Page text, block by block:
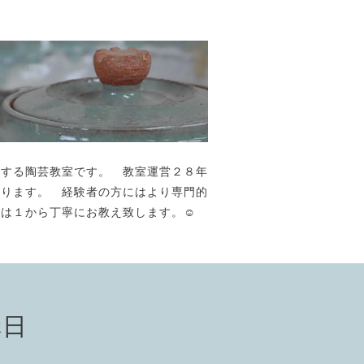
る陶芸教室です。 教室運営２８年
ます。 経験者の方にはより専門的
は１から丁寧にお教え致します。☺️